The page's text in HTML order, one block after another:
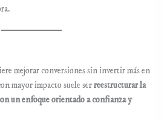
mejorar conversiones sin invertir más en
mayor impacto suele serreestructurar la
un enfoque orientado a confianza y